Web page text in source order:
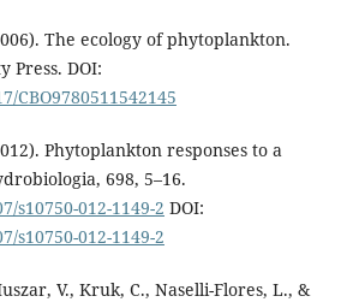
The ecology of phytoplankton.
Press. DOI:
CBO9780511542145
Phytoplankton responses to a
698, 5–16.
s10750-012-1149-2 DOI:
s10750-012-1149-2
V., Kruk, C., Naselli-Flores, L., &